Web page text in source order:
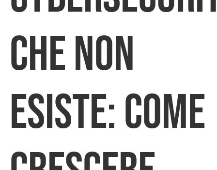
che non
esiste: come